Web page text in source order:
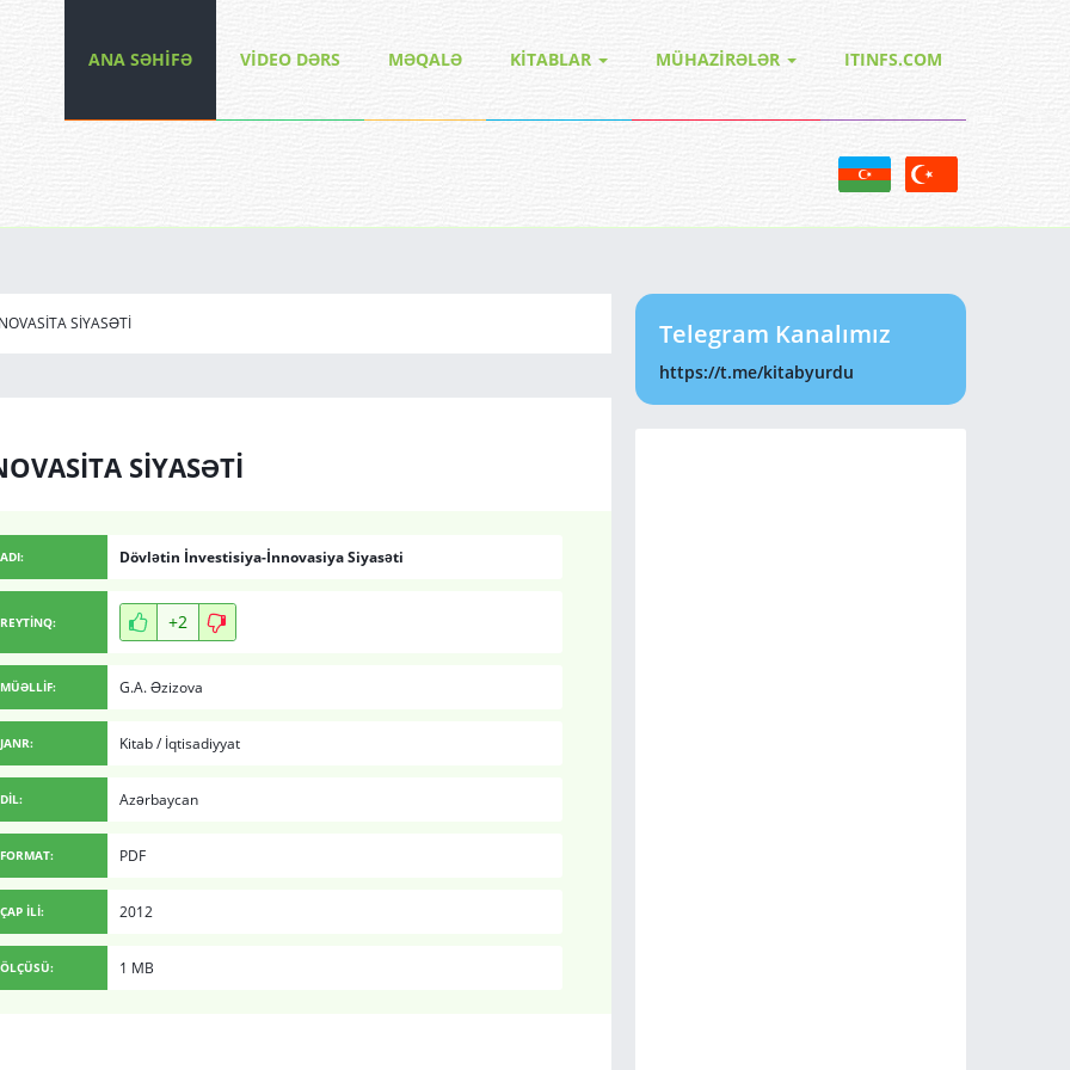
ANA SƏHİFƏ VİDEO DƏRS MƏQALƏ KİTABLAR MÜHAZİRƏLƏR ITINFS.COM
SİYASƏTİ
SİYASƏTİ
ADI: Dövlətin İnvestisiya-İnnovasiya Siyasəti
REYTİNQ: +2
MÜƏLLİF: G.A. Əzizova
JANR: Kitab/İqtisadiyyat
DİL: Azərbaycan
FORMAT: PDF
ÇAP İLİ: 2012
ÖLÇÜSÜ: 1 MB
Telegram Kanalımız
https://t.me/kitabyurdu